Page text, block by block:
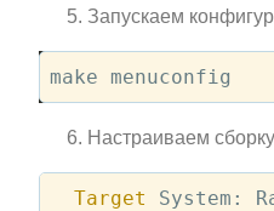
Запускаем
Настраиваем
Target
System: